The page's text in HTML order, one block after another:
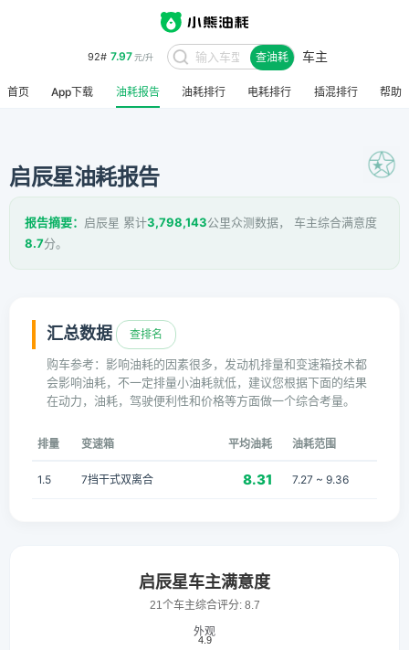
92# 7.97元/升 查油耗 车主
首页 App下载 油耗报告 油耗排行 电耗排行 插混排行 帮助
启辰星油耗报告
报告摘要： 启辰星 累计3,798,143公里众测数据， 车主综合满意度
8.7分。
汇总数据 查排名
购车参考：影响油耗的因素很多，发动机排量和变速箱技术都
会影响油耗，不一定排量小油耗就低，建议您根据下面的结果
在动力，油耗，驾驶便利性和价格等方面做一个综合考量。
排量 变速箱 平均油耗 油耗范围
1.5 7挡干式双离合 8.31 7.27 ~ 9.36